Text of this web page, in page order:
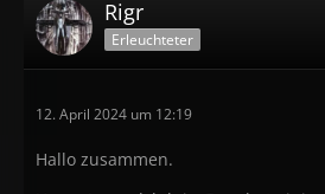
Rigr
Erleuchteter
12. April 2024 um 12:19
Hallo zusammen.